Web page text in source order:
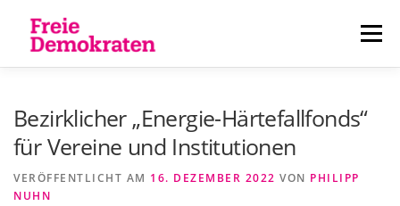
springen
Menü
Bezirklicher „Energie-Härtefallfonds“
für Vereine und Institutionen
VERÖFFENTLICHT AM 16. DEZEMBER 2022 VON PHILIPP
NUHN